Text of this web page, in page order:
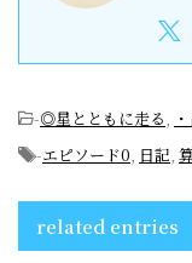
-◎星とともに走る,
-エピソード0, 日記,
related entries